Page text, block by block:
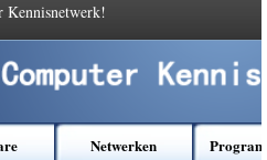
Kennisnetwerk!
Netwerken